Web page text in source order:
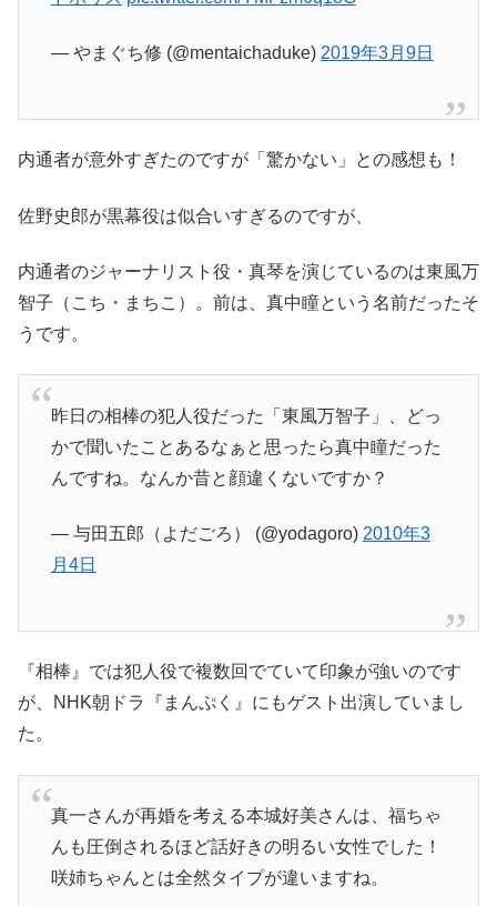
— やまぐち修 (@mentaichaduke) 2019年3月9日
内通者が意外すぎたのですが「驚かない」との感想も！
佐野史郎が黒幕役は似合いすぎるのですが、
内通者のジャーナリスト役・真琴を演じているのは東風万
智子（こち・まちこ）。前は、真中瞳という名前だったそ
うです。
昨日の相棒の犯人役だった「東風万智子」、どっ
かで聞いたことあるなぁと思ったら真中瞳だった
んですね。なんか昔と顔違くないですか？
— 与田五郎（よだごろ） (@yodagoro) 2010年3
月4日
『相棒』では犯人役で複数回でていて印象が強いのです
が、NHK朝ドラ『まんぷく』にもゲスト出演していまし
た。
真一さんが再婚を考える本城好美さんは、福ちゃ
んも圧倒されるほど話好きの明るい女性でした！
咲姉ちゃんとは全然タイプが違いますね。